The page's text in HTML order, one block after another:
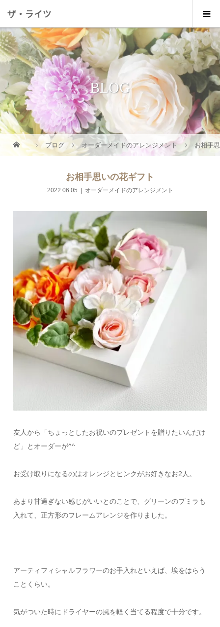
ザ・ライツ
BLOG
ブログ オーダーメイドのアレンジメント お相手
お相手思いの花ギフト
2022.06.05 オーダーメイドのアレンジメント
友人から「ちょっとしたお祝いのプレゼントを贈りたいんだけ
ど」とオーダーが^^
お受け取りになるのはオレンジとピンクがお好きなお2人。
あまり甘過ぎない感じがいいとのことで、グリーンのプミラも
入れて、正方形のフレームアレンジを作りました。
アーティフィシャルフラワーのお手入れといえば、埃をはらう
ことくらい。
気がついた時にドライヤーの風を軽く当てる程度で十分です。